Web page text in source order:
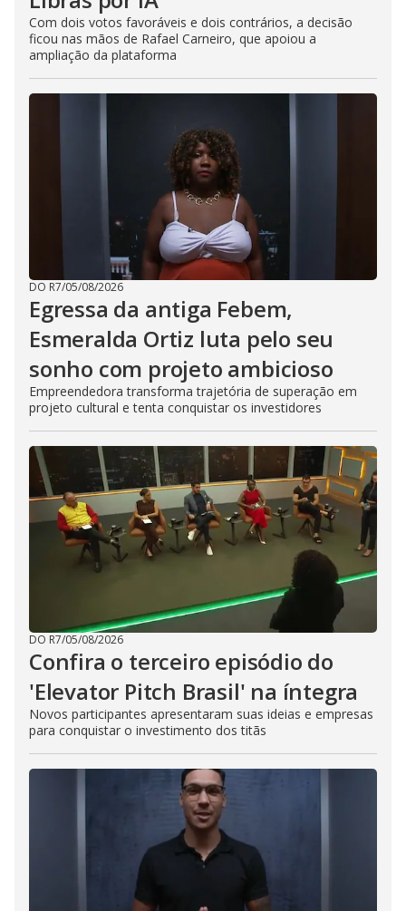
Com dois votos favoráveis e dois contrários, a decisão
ficou nas mãos de Rafael Carneiro, que apoiou a
ampliação da plataforma
DO R7/05/08/2026
Egressa da antiga Febem,
Esmeralda Ortiz luta pelo seu
sonho com projeto ambicioso
Empreendedora transforma trajetória de superação em
projeto cultural e tenta conquistar os investidores
DO R7/05/08/2026
Confira o terceiro episódio do
'Elevator Pitch Brasil' na íntegra
Novos participantes apresentaram suas ideias e empresas
para conquistar o investimento dos titãs